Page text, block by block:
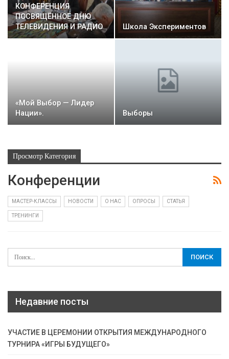
КОНФЕРЕНЦИЯ
ПОСВЯЩЁННОЕ ДНЮ
ТЕЛЕВИДЕНИЯ И РАДИО
Школа Экспериментов
«Мой Выбор — Лидер
Нации».
Выборы
Просмотр Категория
Конференции
МАСТЕР-КЛАССЫ НОВОСТИ О НАС ОПРОСЫ СТАТЬЯ
ТРЕНИНГИ
Недавние посты
УЧАСТИЕ В ЦЕРЕМОНИИ ОТКРЫТИЯ МЕЖДУНАРОДНОГО
ТУРНИРА «ИГРЫ БУДУЩЕГО»